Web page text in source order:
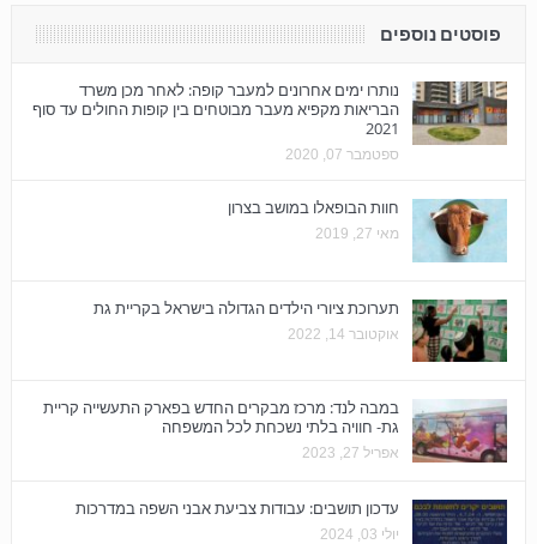
פוסטים נוספים
נותרו ימים אחרונים למעבר קופה: לאחר מכן משרד
הבריאות מקפיא מעבר מבוטחים בין קופות החולים עד סוף
2021
ספטמבר 07, 2020
חוות הבופאלו במושב בצרון
מאי 27, 2019
תערוכת ציורי הילדים הגדולה בישראל בקריית גת
אוקטובר 14, 2022
במבה לנד: מרכז מבקרים החדש בפארק התעשייה קריית
גת- חוויה בלתי נשכחת לכל המשפחה
אפריל 27, 2023
עדכון תושבים: עבודות צביעת אבני השפה במדרכות
יולי 03, 2024